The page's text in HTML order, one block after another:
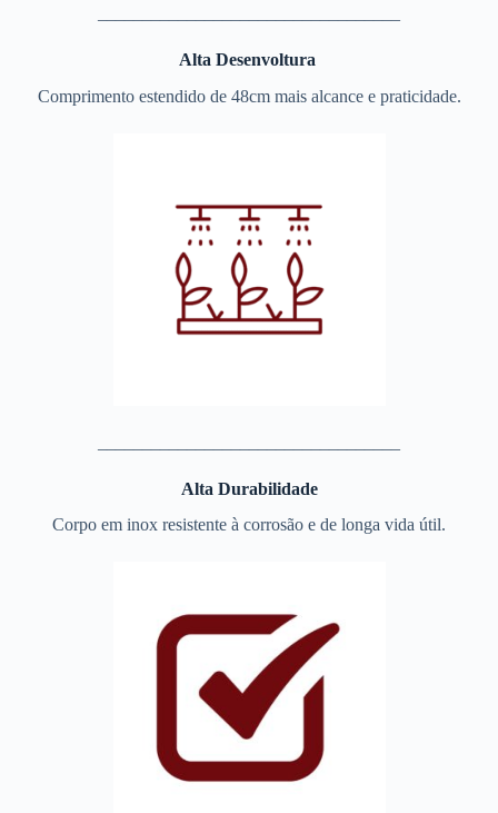
Alta Desenvoltura
Comprimento estendido de 48cm mais alcance e praticidade.
Alta Durabilidade
Corpo em inox resistente à corrosão e de longa vida útil.